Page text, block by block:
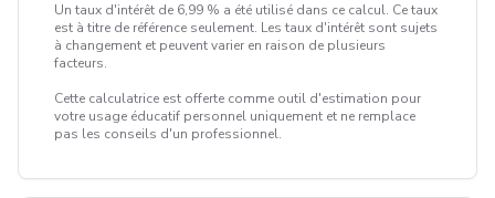
Un taux d'intérêt de 6,99 % a été utilisé dans ce calcul. Ce taux
est à titre de référence seulement. Les taux d'intérêt sont sujets
à changement et peuvent varier en raison de plusieurs
facteurs.
Cette calculatrice est offerte comme outil d'estimation pour
votre usage éducatif personnel uniquement et ne remplace
pas les conseils d'un professionnel.